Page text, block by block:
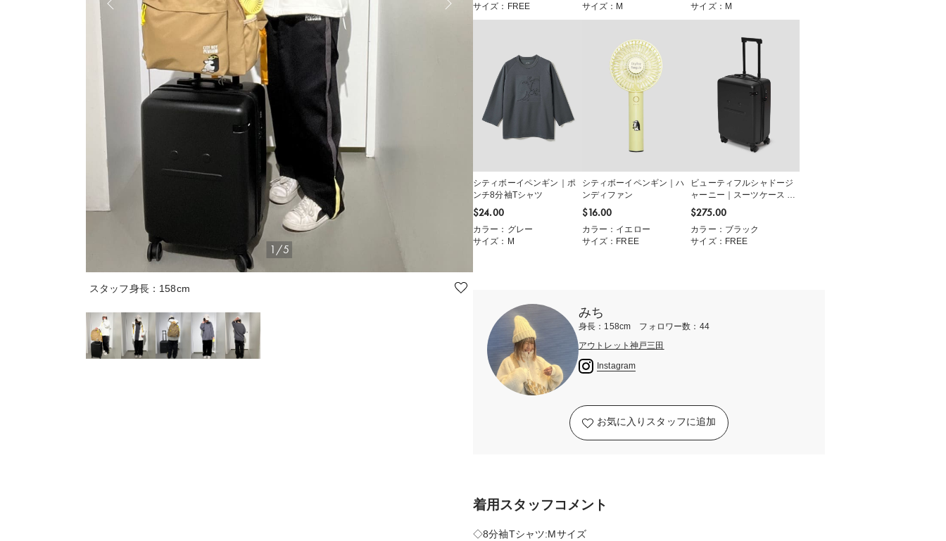
1/5
スタッフ身長：158cm
サイズ：FREE
サイズ：M
サイズ：M
シティボーイペンギン｜ポ
ンチ8分袖Tシャツ
$‌24.00
カラー：グレー
サイズ：M
シティボーイペンギン｜ハ
ンディファン
$‌16.00
カラー：イエロー
サイズ：FREE
ビューティフルシャドージ
ャーニー｜スーツケース 34
L
$‌275.00
カラー：ブラック
サイズ：FREE
みち
身長：158cm フォロワー数：44
アウトレット神戸三田
Instagram
お気に入りスタッフに追加
着用スタッフコメント
◇8分袖Tシャツ:Mサイズ